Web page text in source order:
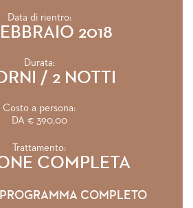
Data di rientro:
2018
Durata:
/ 2 NOTTI
Costo a persona:
DA € 390,00
Trattamento:
COMPLETA
COMPLETO